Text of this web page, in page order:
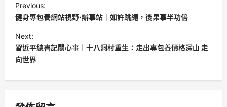
o
s
t
n
a
Previous:
健身專包養網站視野·辦事站｜如許跳繩，後果事半功倍
Next:
習近平總書記關心事｜十八洞村重生：走出專包養價格深山 走
向世界